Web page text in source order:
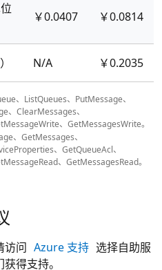
￥0.0407 ￥0.0814
N/A ￥0.2035
、ListQueues、PutMessage、
、ClearMessages、
、GetMessagesWrite。
、GetMessages、
、GetQueueAcl、
、GetMessagesRead。
访问 Azure 支持 选择自助服
得支持。